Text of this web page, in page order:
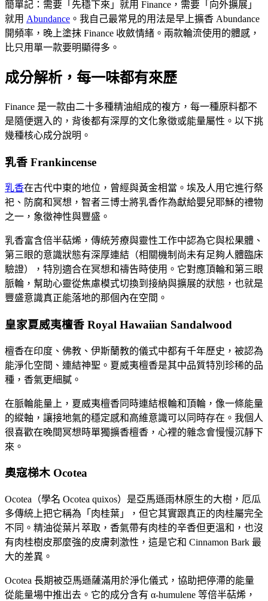
簡單記：需要「先穩下來」就用 Finance，需要「向外擴展」
就用 Abundance 。我自己最常見的用法是早上擴香 Abundance
開頻率，晚上塗抹 Finance 收斂情緒。兩款輪流使用的體感，
比只用單一款要明顯得多。
成分解析，每一味都有來歷
Finance 是一款由二十多種精油組成的複方，每一種原料都不
是隨便選入的，背後都有深厚的文化象徵或能量屬性。以下挑
幾種核心成分說明。
乳香 Frankincense
乳香在古代中東的地位，曾經與黃金相當。埃及人用它進行祭
祀、防腐和冥想，智者三博士將乳香作為獻給嬰兒耶穌的禮物
之一，象徵神性與豐盛。
乳香富含倍半萜烯，傳統芳療與靈性工作中認為它與松果體、
第三眼的意識狀態有深厚連結（相關機制尚未有足夠人體臨床
驗證），特別適合在冥想和禱告時使用。它對應頂輪和第三眼
脈輪，幫助心靈從焦慮模式切換到接納與擴展的狀態，也就是
豐盛意識真正能落地的那個內在空間。
皇家夏威夷檀香 Royal Hawaiian Sandalwood
檀香在印度、佛教、伊斯蘭教的儀式中都有千年歷史，被認為
能淨化空間、連結神聖。夏威夷檀香是其中品質特別珍稀的品
種，香氣更細膩。
在脈輪能量上，夏威夷檀香同時連結根輪和頂輪，像一條能量
的縱軸，讓接地氣的穩定感和高維意識可以同時存在。我個人
很喜歡在晚間冥想時單獨擴香檀香，心裡的雜念會慢慢沉靜下
來。
奧寇梯木 Ocotea
Ocotea（學名 Ocotea quixos）是亞馬遜雨林原生的大樹，厄瓜
多傳統上把它稱為「肉桂葉」，但它其實跟真正的肉桂屬完全
不同。精油從葉片萃取，香氣帶有肉桂的辛香但更溫和，也沒
有肉桂樹皮那麼強的皮膚刺激性，這是它和 Cinnamon Bark 最
大的差異。
Ocotea 長期被亞馬遜薩滿用於淨化儀式，協助把停滯的能量
從能量場中推出去。它的成分含有 α-humulene 等倍半萜烯，